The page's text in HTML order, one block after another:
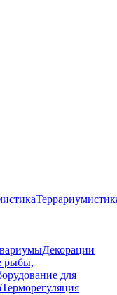
Декорации
рыбы,
для
Терморегуляция